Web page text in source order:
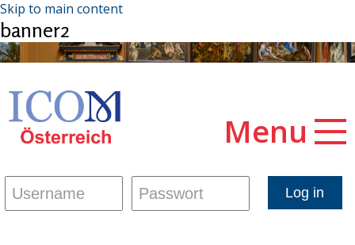
Skip to main content
banner2
Menu